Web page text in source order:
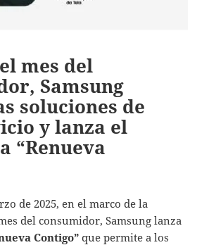
mes del
Samsung
soluciones de
y lanza el
“Renueva
de 2025, en el marco de la
del consumidor, Samsung lanza
Contigo”que permite a los